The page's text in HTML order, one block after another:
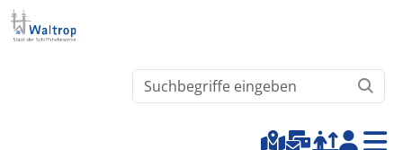
Direkt zum Inhalt
Waltrop.de durchsuchen
Top-Menu